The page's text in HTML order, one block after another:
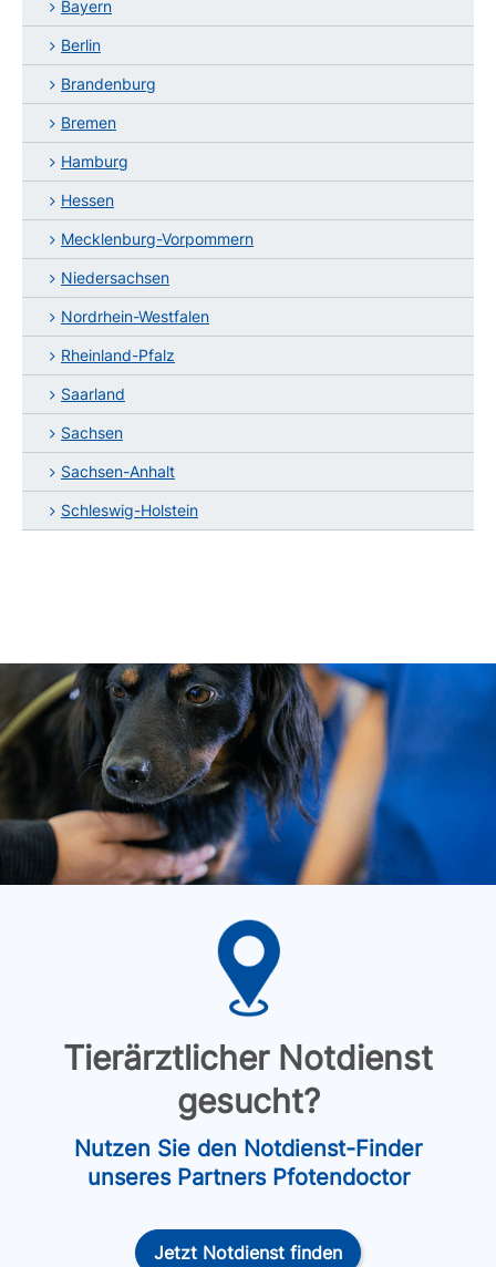
Bayern
Berlin
Brandenburg
Bremen
Hamburg
Hessen
Mecklenburg-Vorpommern
Niedersachsen
Nordrhein-Westfalen
Rheinland-Pfalz
Saarland
Sachsen
Sachsen-Anhalt
Schleswig-Holstein
Tierärztlicher Notdienst
gesucht?
Nutzen Sie den Notdienst-Finder
unseres Partners Pfotendoctor
Jetzt Notdienst finden